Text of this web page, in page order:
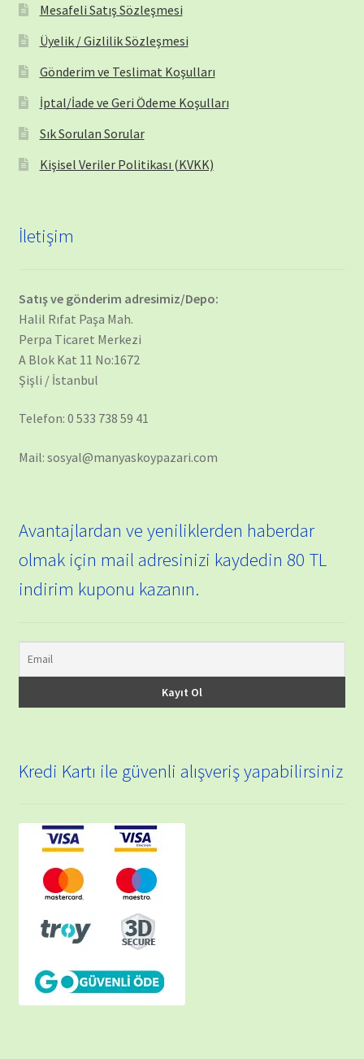
Mesafeli Satış Sözleşmesi
Üyelik / Gizlilik Sözleşmesi
Gönderim ve Teslimat Koşulları
İptal/İade ve Geri Ödeme Koşulları
Sık Sorulan Sorular
Kişisel Veriler Politikası (KVKK)
İletişim
Satış ve gönderim adresimiz/Depo:
Halil Rıfat Paşa Mah.
Perpa Ticaret Merkezi
A Blok Kat 11 No:1672
Şişli / İstanbul
Telefon: 0 533 738 59 41
Mail: sosyal@manyaskoypazari.com
Avantajlardan ve yeniliklerden haberdar
olmak için mail adresinizi kaydedin 80 TL
indirim kuponu kazanın.
Kredi Kartı ile güvenli alışveriş yapabilirsiniz